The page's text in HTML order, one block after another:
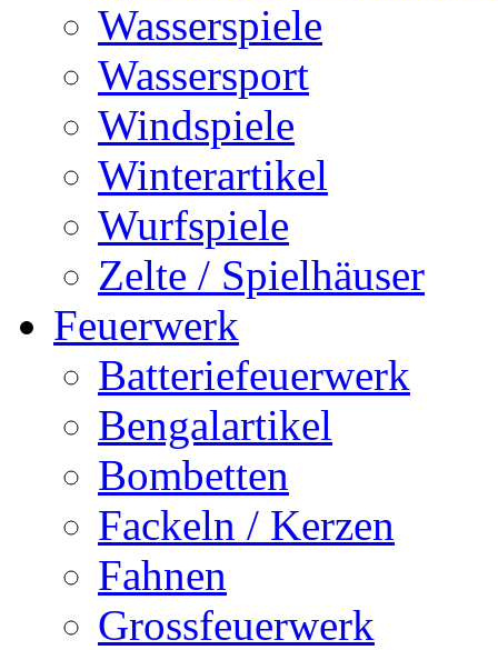
Wasserspiele
Wassersport
Windspiele
Winterartikel
Wurfspiele
Zelte / Spielhäuser
Feuerwerk
Batteriefeuerwerk
Bengalartikel
Bombetten
Fackeln / Kerzen
Fahnen
Grossfeuerwerk